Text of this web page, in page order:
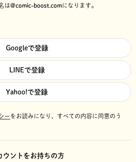
は@comic-boost.comになります。
Googleで登録
LINEで登録
Yahoo!で登録
ーをお読みになり、 すべての内容に同意のう
ウントをお持ちの方